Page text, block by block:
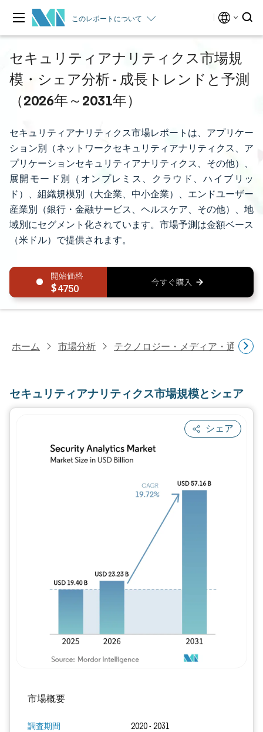
このレポートについて
セキュリティアナリティクス市場規
模・シェア分析 - 成長トレンドと予測
（2026年～2031年）
セキュリティアナリティクス市場レポートは、アプリケー
ション別（ネットワークセキュリティアナリティクス、ア
プリケーションセキュリティアナリティクス、その他）、
展開モード別（オンプレミス、クラウド、ハイブリッ
ド）、組織規模別（大企業、中小企業）、エンドユーザー
産業別（銀行・金融サービス、ヘルスケア、その他）、地
域別にセグメント化されています。市場予測は金額ベース
（米ドル）で提供されます。
4750
ホーム 市場分析 テクノロジー・メディア・通信研
セキュリティアナリティクス市場規模とシェア
シェア
市場概要
調査期間 2020 - 2031
画像 © Mordor Intelligence。再利用には